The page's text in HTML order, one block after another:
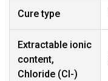
Cure type
Extractable ionic
content,
Chloride (CI-)